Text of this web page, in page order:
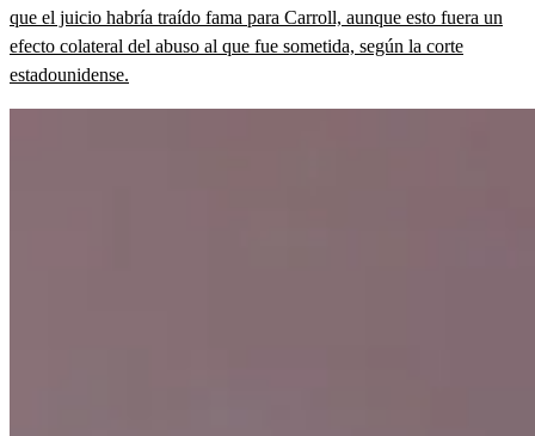
que el juicio habría traído fama para Carroll, aunque esto fuera un
efecto colateral del abuso al que fue sometida, según la corte
estadounidense.